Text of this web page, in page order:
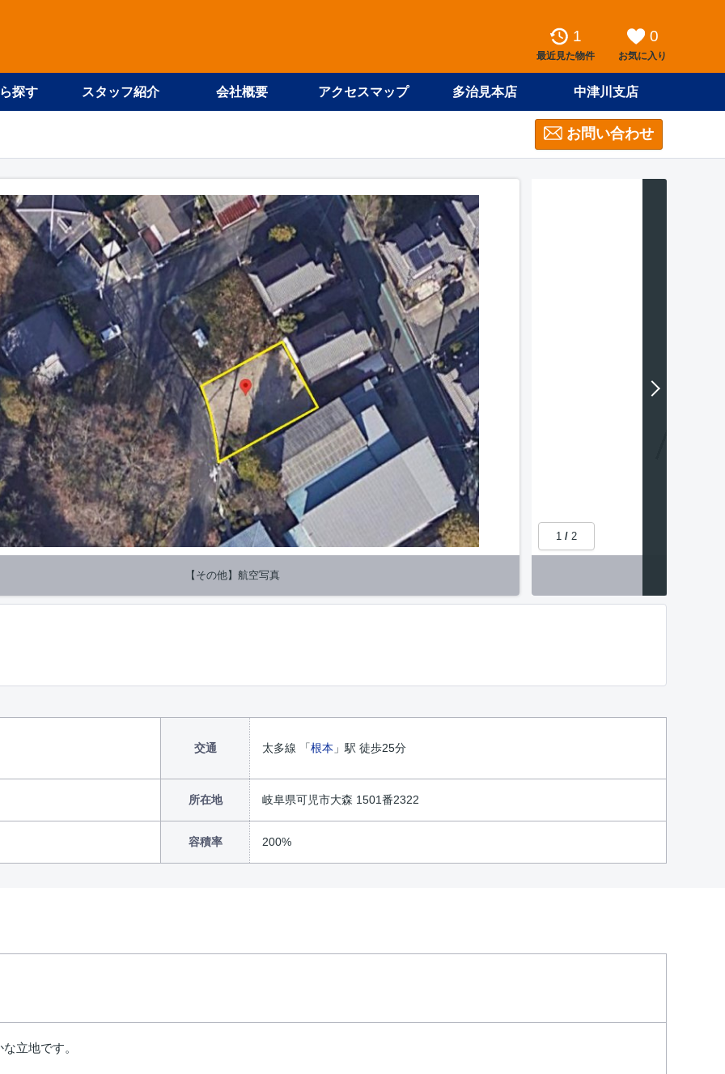
1
最近見た物件
0
お気に入り
探す スタッフ紹介 会社概要 アクセスマップ 多治見本店 中津川支店
お問い合わせ
1 / 2
【その他】航空写真
交通 太多線 「根本 」駅 徒歩25分
所在地 岐阜県可児市大森 1501番2322
容積率 200%
立地です。